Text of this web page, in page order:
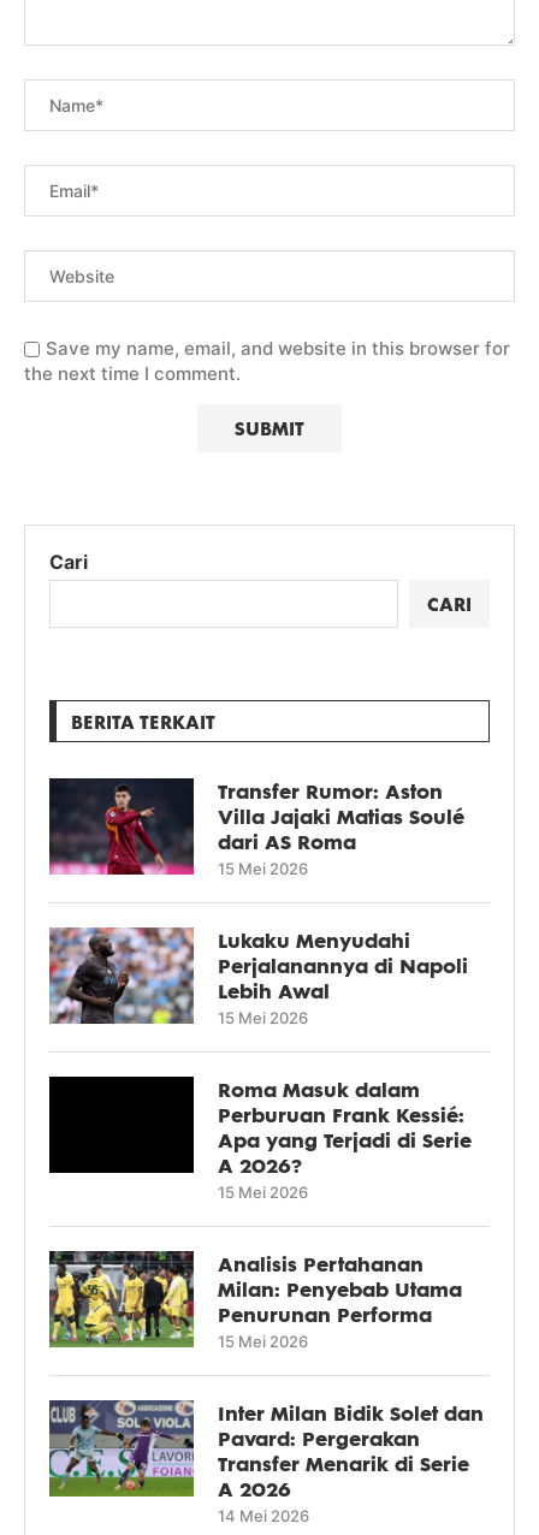
Save my name, email, and website in this browser for
the next time I comment.
Cari
CARI
BERITA TERKAIT
Transfer Rumor: Aston
Villa Jajaki Matias Soulé
dari AS Roma
15 Mei 2026
Lukaku Menyudahi
Perjalanannya di Napoli
Lebih Awal
15 Mei 2026
Roma Masuk dalam
Perburuan Frank Kessié:
Apa yang Terjadi di Serie
A 2026?
15 Mei 2026
Analisis Pertahanan
Milan: Penyebab Utama
Penurunan Performa
15 Mei 2026
Inter Milan Bidik Solet dan
Pavard: Pergerakan
Transfer Menarik di Serie
A 2026
14 Mei 2026